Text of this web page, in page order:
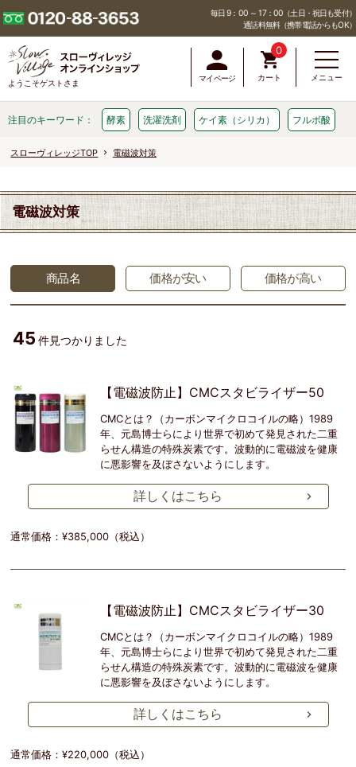
毎日 9：00 ～ 17：00（土日・祝日も受付）
通話料無料（携帯電話からもOK）
ようこそゲストさま
0
カート
マイページ メニュー
注目のキーワード： 酵素 洗濯洗剤 ケイ素（シリカ） フルボ酸
スローヴィレッジTOP 電磁波対策
電磁波対策
商品名 価格が安い 価格が高い
45 件見つかりました
【電磁波防止】CMCスタビライザー50
CMCとは？（カーボンマイクロコイルの略）1989
年、元島博士らにより世界で初めて発見された二重
らせん構造の特殊炭素です。波動的に電磁波を健康
に悪影響を及ぼさないようにします。
詳しくはこちら
通常価格：¥385,000（税込）
【電磁波防止】CMCスタビライザー30
CMCとは？（カーボンマイクロコイルの略）1989
年、元島博士らにより世界で初めて発見された二重
らせん構造の特殊炭素です。波動的に電磁波を健康
に悪影響を及ぼさないようにします。
詳しくはこちら
通常価格：¥220,000（税込）